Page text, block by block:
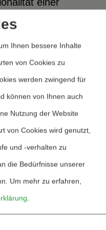
sind
und
Verschrottung der
zu
Zeiten
Entwicklung
das sukzessive
Das
Ihnen bessere Inhalte
von Cookies zu
werden zwingend für
können von Ihnen auch
Nutzung der Website
von Cookies wird genutzt,
und -verhalten zu
die Bedürfnisse unserer
Um mehr zu erfahren,
.